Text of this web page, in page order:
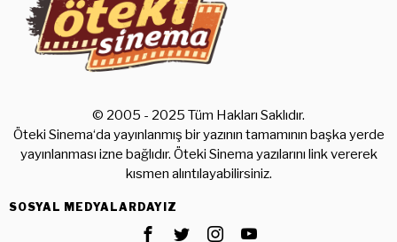
© 2005 - 2025 Tüm Hakları Saklıdır.
Öteki Sinema‘da yayınlanmış bir yazının tamamının başka yerde
yayınlanması izne bağlıdır. Öteki Sinema yazılarını link vererek
kısmen alıntılayabilirsiniz.
SOSYAL MEDYALARDAYIZ